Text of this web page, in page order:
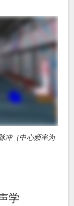
冲（中心频率为
学